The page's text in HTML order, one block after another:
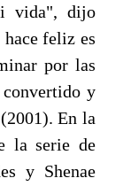
vida", dijo
feliz es
por las
y
En la
la serie de
y Shenae